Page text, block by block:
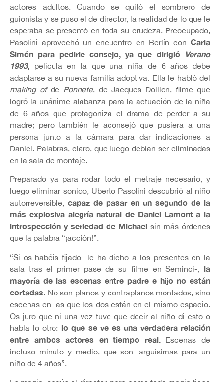
actores adultos. Cuando se quitó el sombrero de
guionista y se puso el de director, la realidad de lo que le
esperaba se presentó en toda su crudeza. Preocupado,
Pasolini aprovechó un encuentro en Berlín con Carla
Simón para pedirle consejo, ya que dirigió Verano
1993, película en la que una niña de 6 años debe
adaptarse a su nueva familia adoptiva. Ella le habló del
making ofde Ponnete, de Jacques Doillon, filme que
logró la unánime alabanza para la actuación de la niña
de 6 años que protagoniza el drama de perder a su
madre; pero también le aconsejó que pusiera a una
persona junto a la cámara para dar indicaciones a
Daniel. Palabras, claro, que luego debían ser eliminadas
en la sala de montaje.
Preparado ya para rodar todo el metraje necesario, y
luego eliminar sonido, Uberto Pasolini descubrió al niño
autorreversible, capaz de pasar en un segundo de la
más explosiva alegría natural de Daniel Lamont a la
introspección y seriedad de Michael sin más órdenes
que la palabra “¡acción!”.
“Si os habéis fijado -le ha dicho a los presentes en la
sala tras el primer pase de su filme en Seminci-, la
mayoría de las escenas entre padre e hijo no están
cortadas. No son planos y contraplanos montados, sino
escenas en las que los dos están en el mismo espacio.
Os juro que ni una vez tuve que decir al niño di esto o
habla lo otro: lo que se ve es una verdadera relación
entre ambos actores en tiempo real. Escenas de
incluso minuto y medio, que son larguísimas para un
niño de 4 años”.